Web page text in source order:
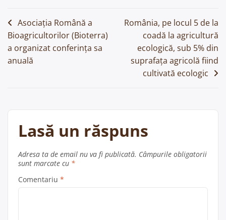
Navigare
în
articole
Asociația Română a
Bioagricultorilor (Bioterra)
a organizat conferința sa
anuală
România, pe locul 5 de la
coadă la agricultură
ecologică, sub 5% din
suprafața agricolă fiind
cultivată ecologic
Lasă un răspuns
Adresa ta de email nu va fi publicată. Câmpurile obligatorii
sunt marcate cu *
Comentariu *